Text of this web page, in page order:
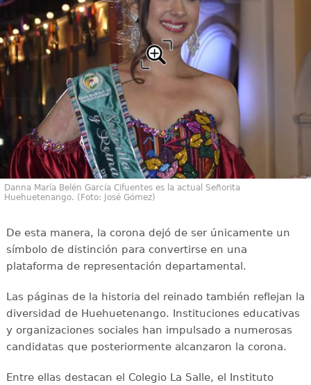
Danna María Belén García Cifuentes es la actual Señorita
Huehuetenango. (Foto: José Gómez)
De esta manera, la corona dejó de ser únicamente un
símbolo de distinción para convertirse en una
plataforma de representación departamental.
Las páginas de la historia del reinado también reflejan la
diversidad de Huehuetenango. Instituciones educativas
y organizaciones sociales han impulsado a numerosas
candidatas que posteriormente alcanzaron la corona.
Entre ellas destacan el Colegio La Salle, el Instituto